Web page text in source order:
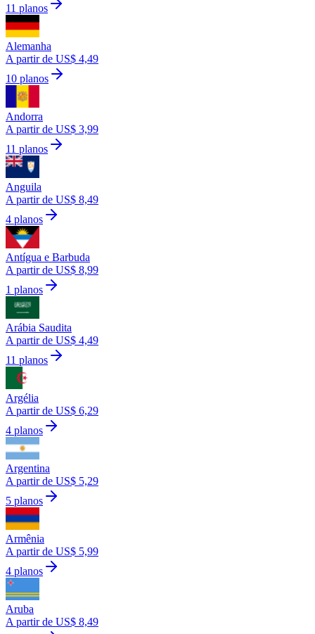
11 planos
Alemanha
A partir de US$ 4,49
10 planos
Andorra
A partir de US$ 3,99
11 planos
Anguila
A partir de US$ 8,49
4 planos
Antígua e Barbuda
A partir de US$ 8,99
1 planos
Arábia Saudita
A partir de US$ 4,49
11 planos
Argélia
A partir de US$ 6,29
4 planos
Argentina
A partir de US$ 5,29
5 planos
Armênia
A partir de US$ 5,99
4 planos
Aruba
A partir de US$ 8,49